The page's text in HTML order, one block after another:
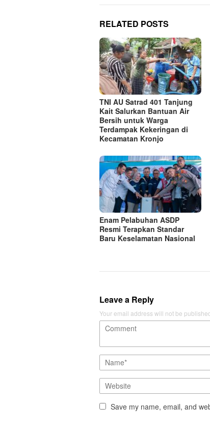
RELATED POSTS
TNI AU Satrad 401 Tanjung
Kait Salurkan Bantuan Air
Bersih untuk Warga
Terdampak Kekeringan di
Kecamatan Kronjo
Enam Pelabuhan ASDP
Resmi Terapkan Standar
Baru Keselamatan Nasional
Leave a Reply
Your email address will not be
Save my name, email, and